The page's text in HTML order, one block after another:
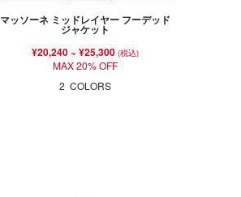
マッソーネ ミッドレイヤー フーデッド
ジャケット
¥20,240~ ¥25,300 (税込)
MAX 20% OFF
2 COLORS